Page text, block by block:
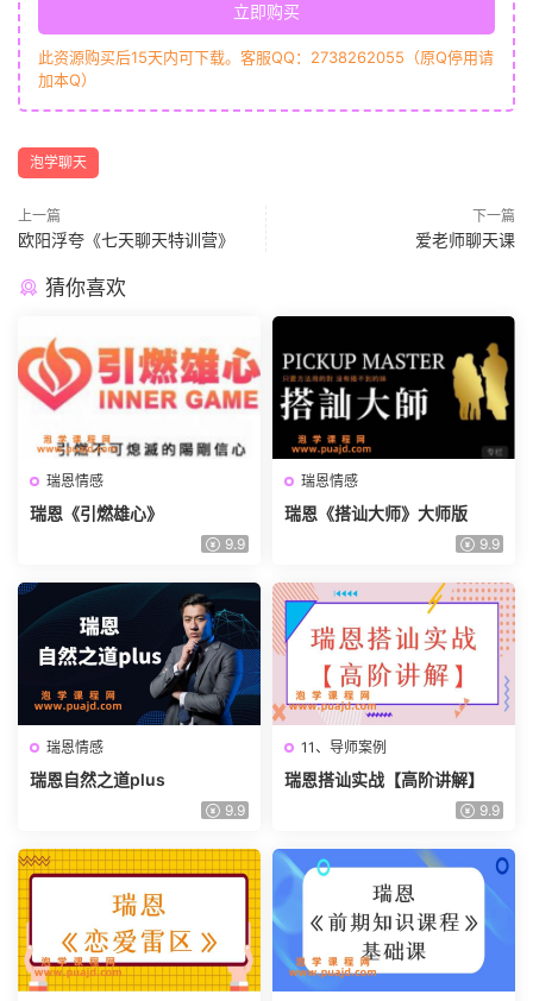
立即购买
此资源购买后15天内可下载。客服QQ：2738262055（原Q停用请
加本Q）
泡学聊天
上一篇
欧阳浮夸《七天聊天特训营》
下一篇
爱老师聊天课
猜你喜欢
瑞恩情感
瑞恩《引燃雄心》
9.9
瑞恩情感
瑞恩《搭讪大师》大师版
9.9
瑞恩情感
瑞恩自然之道plus
9.9
11、导师案例
瑞恩搭讪实战【高阶讲解】
9.9